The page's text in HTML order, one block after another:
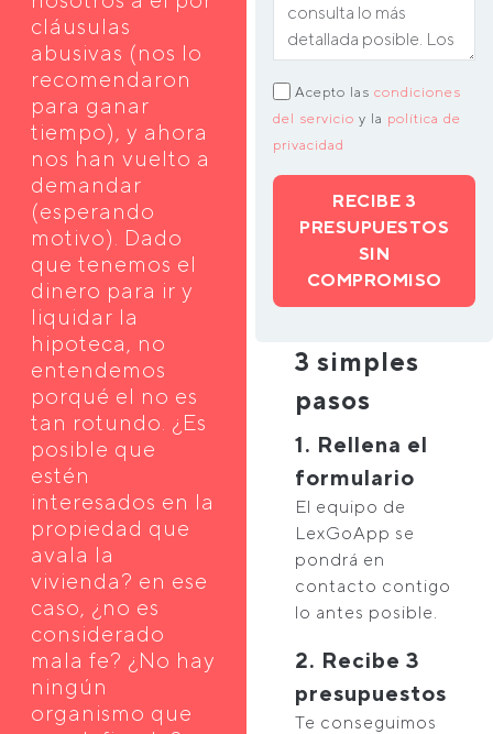
cláusulas
abusivas (nos lo
recomendaron
para ganar
tiempo), y ahora
nos han vuelto a
demandar
(esperando
motivo). Dado
que tenemos el
dinero para ir y
liquidar la
hipoteca, no
entendemos
porqué el no es
tan rotundo. ¿Es
posible que
estén
interesados en la
propiedad que
avala la
vivienda? en ese
caso, ¿no es
considerado
mala fe? ¿No hay
ningún
organismo que
Acepto las condiciones
del servicio y la política de
privacidad
RECIBE 3
PRESUPUESTOS
SIN
COMPROMISO
3 simples
pasos
1. Rellena el
formulario
El equipo de
LexGoApp se
pondrá en
contacto contigo
lo antes posible.
2. Recibe 3
presupuestos
Te conseguimos